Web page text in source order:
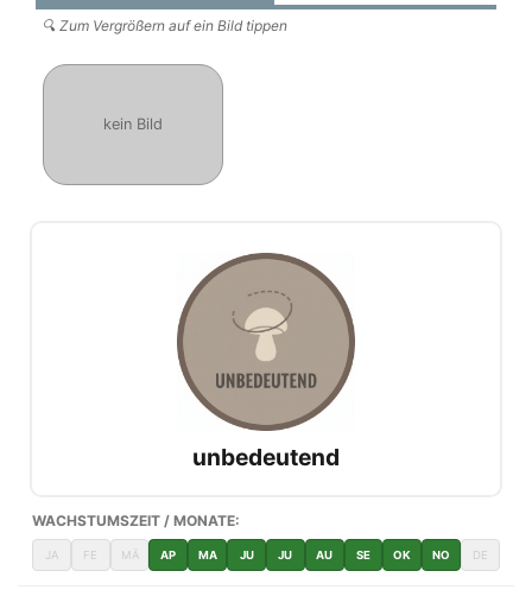
🔍 Zum Vergrößern auf ein Bild tippen
kein Bild
unbedeutend
WACHSTUMSZEIT / MONATE:
JA FE MÄ AP MA JU JU AU SE OK NO DE